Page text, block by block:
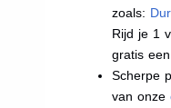
zoals:
Rijd je 1
gratis
Scherpe
van onze